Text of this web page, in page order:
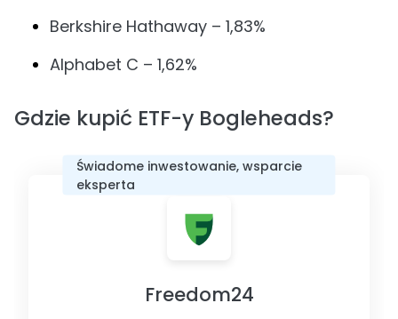
Berkshire Hathaway – 1,83%
Alphabet C – 1,62%
Gdzie kupić ETF-y Bogleheads?
Świadome inwestowanie, wsparcie
eksperta
Freedom24